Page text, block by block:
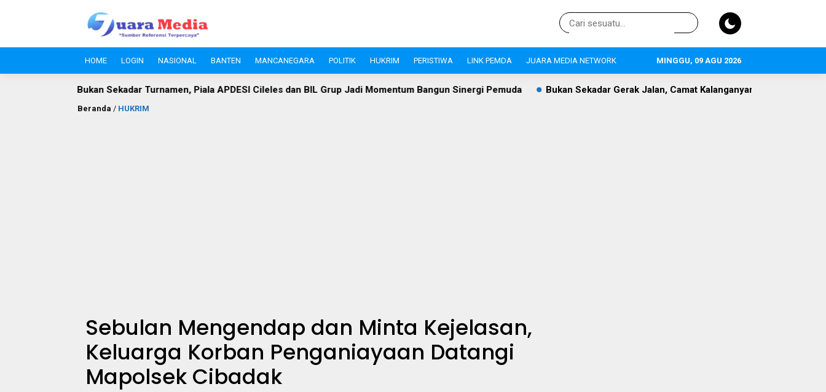
HOME LOGIN NASIONAL BANTEN MANCANEGARA POLITIK HUKRIM PERISTIWA LINK PEMDA JUARA MEDIA NETWORK MINGGU, 09 AGU 2026
Turnamen, Piala APDESI Cileles dan BIL Grup Jadi Momentum Bangun Sinergi Pemuda Bukan Sekadar Gerak Jalan, Camat Kalanganyar Bangun Semangat Nasionalisme Pelajar
Beranda / HUKRIM
Sebulan Mengendap dan Minta Kejelasan,
Keluarga Korban Penganiayaan Datangi
Mapolsek Cibadak